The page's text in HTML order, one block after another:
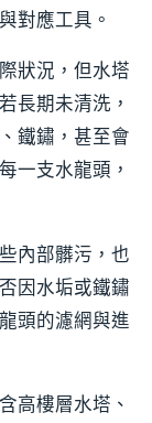
對應工具。
狀況，但水塔
長期未清洗，
鐵鏽，甚至會
一支水龍頭，
內部髒污，也
因水垢或鐵鏽
頭的濾網與進
高樓層水塔、